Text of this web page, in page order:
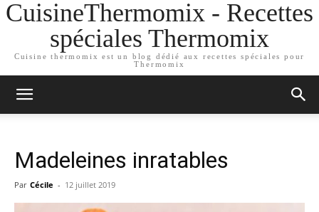
CuisineThermomix - Recettes
spéciales Thermomix
Cuisine thermomix est un blog dédié aux recettes spéciales pour
Thermomix
Madeleines inratables
Par Cécile - 12 juillet 2019